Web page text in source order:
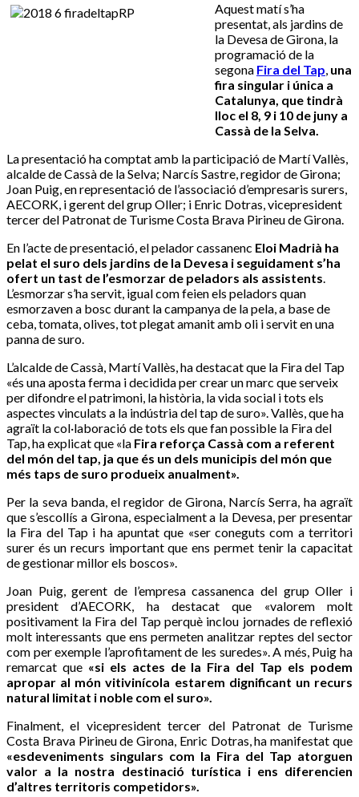
Aquest matí s’ha
presentat, als jardins de
la Devesa de Girona, la
programació de la
segona Fira del Tap, una
fira singular i única a
Catalunya, que tindrà
lloc el 8, 9 i 10 de juny a
Cassà de la Selva.
La presentació ha comptat amb la participació de Martí Vallès,
alcalde de Cassà de la Selva; Narcís Sastre, regidor de Girona;
Joan Puig, en representació de l’associació d’empresaris surers,
AECORK, i gerent del grup Oller; i Enric Dotras, vicepresident
tercer del Patronat de Turisme Costa Brava Pirineu de Girona.
En l’acte de presentació, el pelador cassanenc Eloi Madrià ha
pelat el suro dels jardins de la Devesa i seguidament s’ha
ofert un tast de l’esmorzar de peladors als assistents.
L’esmorzar s’ha servit, igual com feien els peladors quan
esmorzaven a bosc durant la campanya de la pela, a base de
ceba, tomata, olives, tot plegat amanit amb oli i servit en una
panna de suro.
L’alcalde de Cassà, Martí Vallès, ha destacat que la Fira del Tap
«és una aposta ferma i decidida per crear un marc que serveix
per difondre el patrimoni, la història, la vida social i tots els
aspectes vinculats a la indústria del tap de suro». Vallès, que ha
agraït la col·laboració de tots els que fan possible la Fira del
Tap, ha explicat que «la Fira reforça Cassà com a referent
del món del tap, ja que és un dels municipis del món que
més taps de suro produeix anualment».
Per la seva banda, el regidor de Girona, Narcís Serra, ha agraït
que s’escollís a Girona, especialment a la Devesa, per presentar
la Fira del Tap i ha apuntat que «ser coneguts com a territori
surer és un recurs important que ens permet tenir la capacitat
de gestionar millor els boscos».
Joan Puig, gerent de l’empresa cassanenca del grup Oller i
president d’AECORK, ha destacat que «valorem molt
positivament la Fira del Tap perquè inclou jornades de reflexió
molt interessants que ens permeten analitzar reptes del sector
com per exemple l’aprofitament de les suredes». A més, Puig ha
remarcat que «si els actes de la Fira del Tap els podem
apropar al món vitivinícola estarem dignificant un recurs
natural limitat i noble com el suro».
Finalment, el vicepresident tercer del Patronat de Turisme
Costa Brava Pirineu de Girona, Enric Dotras, ha manifestat que
«esdeveniments singulars com la Fira del Tap atorguen
valor a la nostra destinació turística i ens diferencien
d’altres territoris competidors».